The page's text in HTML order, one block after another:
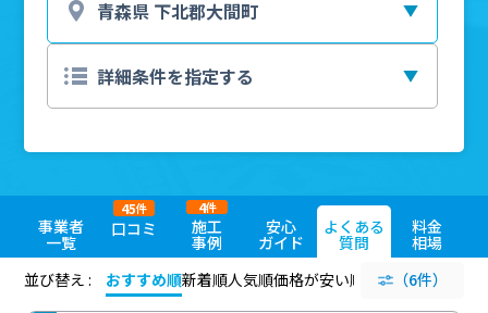
事業者
一覧
口コミ
45件
施工
事例
4件
安心
ガイド
よくある
質問
料金
相場
並び替え :
おすすめ順新着順人気順価格が安い順 評価が高い順
（6件）